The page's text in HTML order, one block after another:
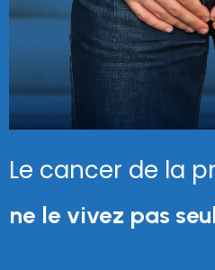
Le cancer de la
ne le vivez pas